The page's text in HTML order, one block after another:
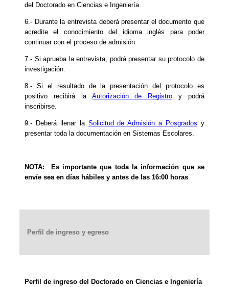
del Doctorado en Ciencias e Ingeniería.
6.- Durante la entrevista deberá presentar el documento que
acredite el conocimiento del idioma inglés para poder
continuar con el proceso de admisión.
7.- Si aprueba la entrevista, podrá presentar su protocolo de
investigación.
8.- Si el resultado de la presentación del protocolo es
positivo recibirá la Autorización de Registro y podrá
inscribirse.
9.- Deberá llenar la Solicitud de Admisión a Posgrados y
presentar toda la documentación en Sistemas Escolares.
NOTA: Es importante que toda la información que se
envíe sea en días hábiles y antes de las 16:00 horas
Perfil de ingreso y egreso
Perfil de ingreso del Doctorado en Ciencias e Ingeniería